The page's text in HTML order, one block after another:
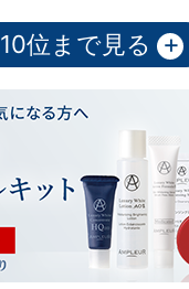
10位まで見る +